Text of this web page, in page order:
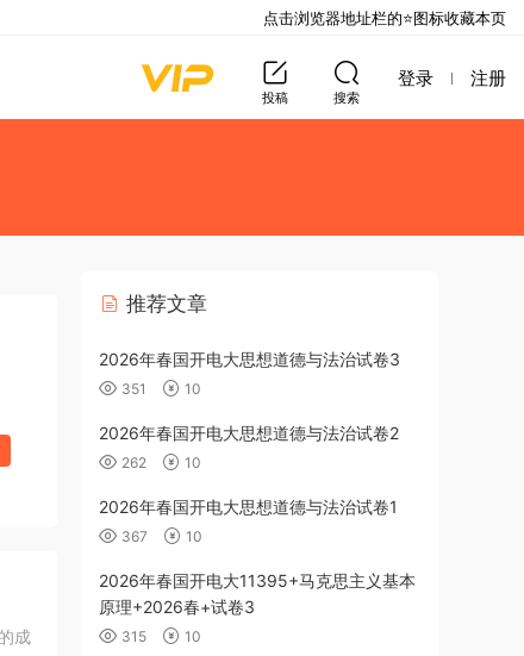
投稿 搜索
登录 注册
推荐文章
2026年春国开电大思想道德与法治试卷3
351 10
2026年春国开电大思想道德与法治试卷2
262 10
2026年春国开电大思想道德与法治试卷1
367 10
2026年春国开电大11395+马克思主义基本
原理+2026春+试卷3
315 10
点击浏览器地址栏的⭐图标收藏本页